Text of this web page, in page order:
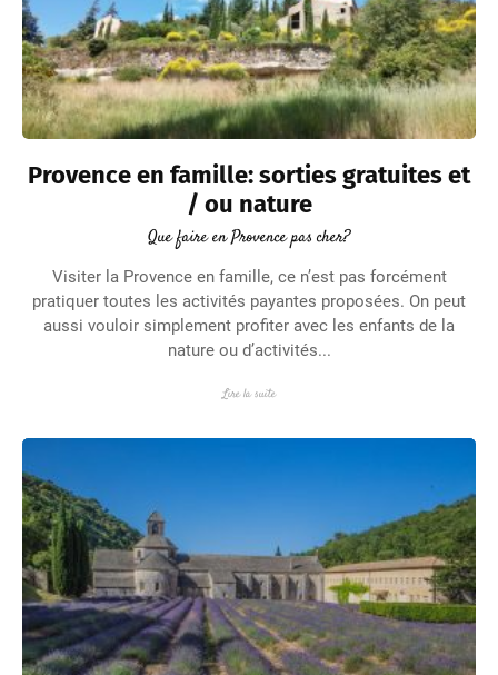
Provence en famille: sorties gratuites et
/ ou nature
Que faire en Provence pas cher?
Visiter la Provence en famille, ce n’est pas forcément
pratiquer toutes les activités payantes proposées. On peut
aussi vouloir simplement profiter avec les enfants de la
nature ou d’activités...
Lire la suite